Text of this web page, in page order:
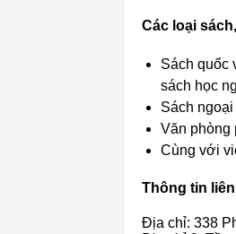
Các loại
Sách quốc
sách học
Sách ngoại
Văn phòng
Cùng với
Thông tin
Địa chỉ: 338